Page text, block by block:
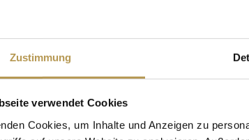
Zustimmung
verwendet Cookies
Cookies, um Inhalte und Anzeigen zu
Intranet